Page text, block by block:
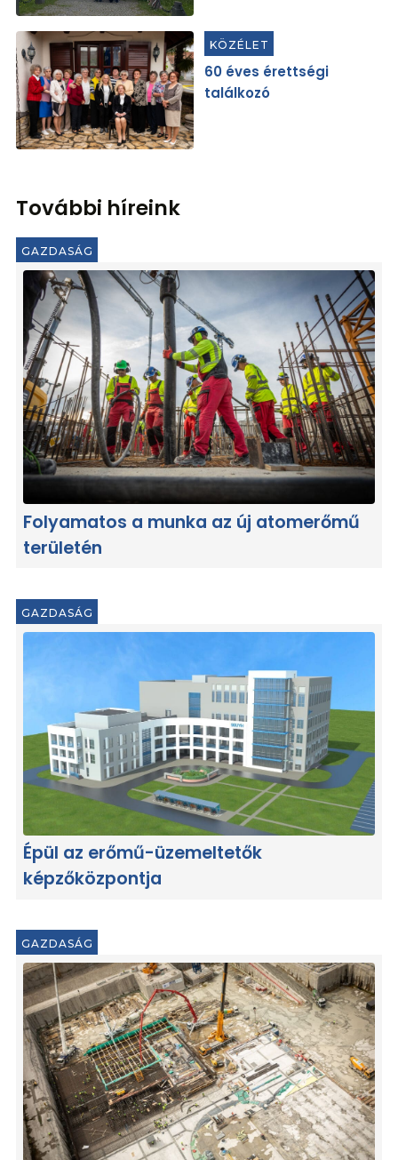
KÖZÉLET
60 éves érettségi
találkozó
További híreink
GAZDASÁG
Folyamatos a munka az új atomerőmű
területén
GAZDASÁG
Épül az erőmű-üzemeltetők
képzőközpontja
GAZDASÁG